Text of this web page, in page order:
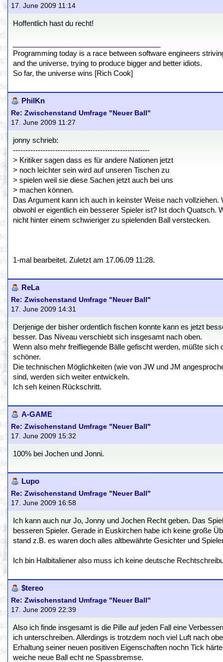
17. June 2009 11:14
Hoffentlich hast du recht!
Programming today is a race between software engineers
and the universe, trying to produce bigger and better idiots.
So far, the universe wins [Rich Cook]
PhilKn
Re: Zwischenstand Umfrage "Neuer Ball"
17. June 2009 11:27
jonny schrieb:
-------------------------------------------------------
> Kritiker sagen dass es für andere Nationen jetzt
> noch leichter sein wird auf unseren Tischen zu
> spielen weil sie diese Sachen jetzt auch bei uns
> machen können.
Das Argument kann ich auch in keinster Weise nach
obwohl er eigentlich ein besserer Spieler ist? Ist doch Quatsch.
nicht hinter einem schwieriger zu spielenden Ball verstecken.
1-mal bearbeitet. Zuletzt am 17.06.09 11:28.
ReLa
Re: Zwischenstand Umfrage "Neuer Ball"
17. June 2009 14:31
Derjenige der bisher ordentlich fischen konnte kann es jetzt
besser. Das Niveau verschiebt sich insgesamt nach oben.
Wenn also mehr freifliegende Bälle gefischt werden, müßte
schöner.
Die technischen Möglichkeiten (wie von JW und JM
sind, werden sich weiter entwickeln.
Ich seh keinen Rückschritt.
A-GAME
Re: Zwischenstand Umfrage "Neuer Ball"
17. June 2009 15:32
100% bei Jochen und Jonni.
Lupo
Re: Zwischenstand Umfrage "Neuer Ball"
17. June 2009 16:58
Ich kann auch nur Jo, Jonny und Jochen Recht geben. Das
besseren Spieler. Gerade in Euskirchen habe ich keine große
stand z.B. es waren doch alles altbewährte Gesichter und
Ich bin Halbitaliener also muss ich keine deutsche
$tereo
Re: Zwischenstand Umfrage "Neuer Ball"
17. June 2009 22:39
Also ich finde insgesamt is die Pille auf jeden Fall eine
ich unterschreiben. Allerdings is trotzdem noch viel Luft nach
Erhaltung seiner neuen positiven Eigenschaften nochn Tick
weiche neue Ball echt ne Spassbremse.